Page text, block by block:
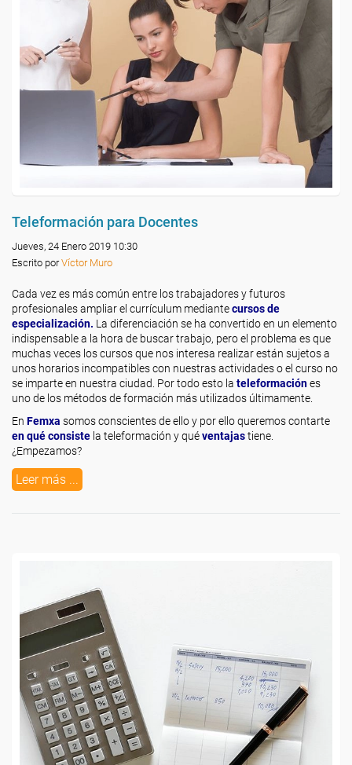
Teleformación para Docentes
Jueves, 24 Enero 2019 10:30
Escrito porVíctor Muro
Cada vez es más común entre los trabajadores y futuros
profesionales ampliar el currículum mediantecursos de
especialización. La diferenciación se ha convertido en un elemento
indispensable a la hora de buscar trabajo, pero el problema es que
muchas veces los cursos que nos interesa realizar están sujetos a
unos horarios incompatibles con nuestras actividades o el curso no
se imparte en nuestra ciudad. Por todo esto la teleformaciónes
uno de los métodos de formación más utilizados últimamente.
En Femxa somos conscientes de ello y por ello queremos contarte
en qué consiste la teleformación y quéventajastiene.
¿Empezamos?
Leer más ...